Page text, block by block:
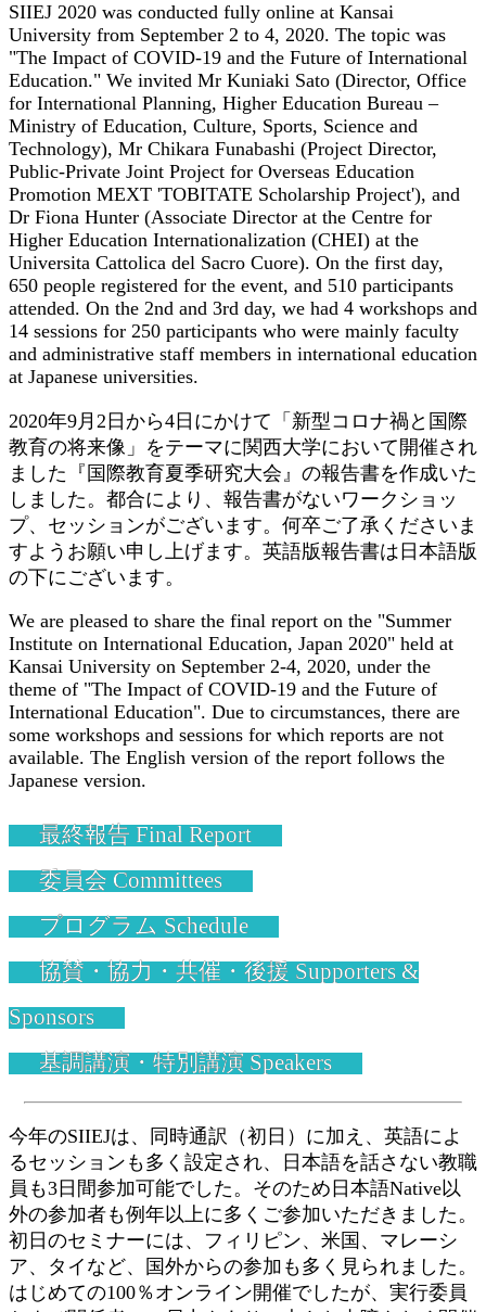
SIIEJ 2020 was conducted fully online at Kansai
University from September 2 to 4, 2020. The topic was
"The Impact of COVID-19 and the Future of International
Education." We invited Mr Kuniaki Sato (Director, Office
for International Planning, Higher Education Bureau –
Ministry of Education, Culture, Sports, Science and
Technology), Mr Chikara Funabashi (Project Director,
Public-Private Joint Project for Overseas Education
Promotion MEXT 'TOBITATE Scholarship Project'), and
Dr Fiona Hunter (Associate Director at the Centre for
Higher Education Internationalization (CHEI) at the
Universita Cattolica del Sacro Cuore). On the first day,
650 people registered for the event, and 510 participants
attended. On the 2nd and 3rd day, we had 4 workshops and
14 sessions for 250 participants who were mainly faculty
and administrative staff members in international education
at Japanese universities.
2020年9月2日から4日にかけて「新型コロナ禍と国際
教育の将来像」をテーマに関西大学において開催され
ました『国際教育夏季研究大会』の報告書を作成いた
しました。都合により、報告書がないワークショッ
プ、セッションがございます。何卒ご了承くださいま
すようお願い申し上げます。英語版報告書は日本語版
の下にございます。
We are pleased to share the final report on the "Summer
Institute on International Education, Japan 2020" held at
Kansai University on September 2-4, 2020, under the
theme of "The Impact of COVID-19 and the Future of
International Education". Due to circumstances, there are
some workshops and sessions for which reports are not
available. The English version of the report follows the
Japanese version.
最終報告 Final Report
委員会 Committees
プログラム Schedule
協賛・協力・共催・後援 Supporters &
Sponsors
基調講演・特別講演 Speakers
今年のSIIEJは、同時通訳（初日）に加え、英語によ
るセッションも多く設定され、日本語を話さない教職
員も3日間参加可能でした。そのため日本語Native以
外の参加者も例年以上に多くご参加いただきました。
初日のセミナーには、フィリピン、米国、マレーシ
ア、タイなど、国外からの参加も多く見られました。
はじめての100％オンライン開催でしたが、実行委員